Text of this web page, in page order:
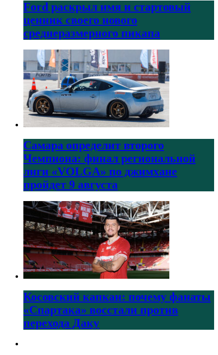
Ford раскрыл имя и стартовый
ценник своего нового
среднеразмерного пикапа
Самара определит второго
Чемпиона: финал региональной
лиги «VOLGA» по джимхане
пройдет 9 августа
Косовский капкан: почему фанаты
«Спартака» восстали против
перехода Даку